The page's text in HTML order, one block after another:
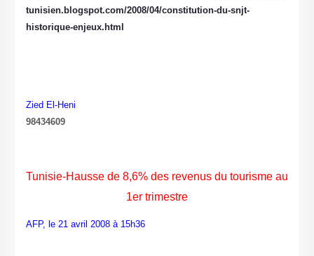
tunisien.blogspot.com/2008/04/constitution-du-snjt-
historique-enjeux.html
Zied El-Heni
98434609
Tunisie-Hausse de 8,6% des revenus du tourisme au
1er trimestre
AFP, le 21 avril 2008 à 15h36